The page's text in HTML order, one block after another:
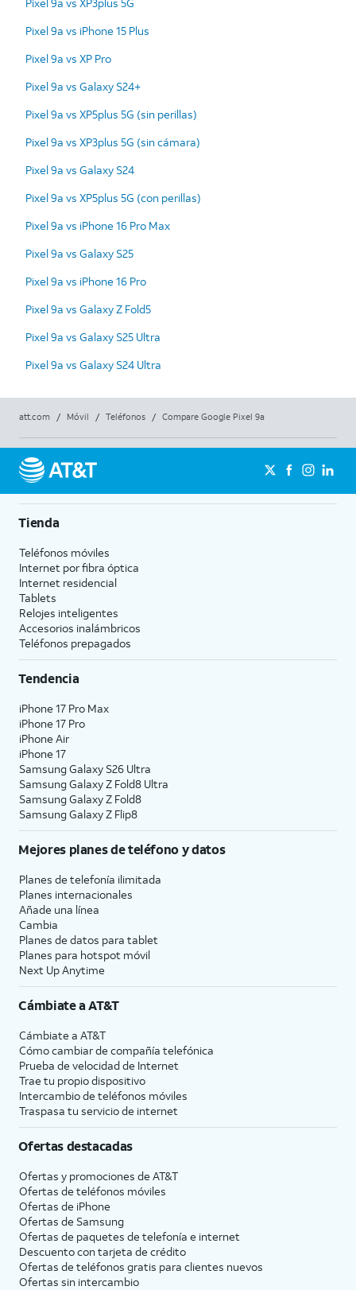
Pixel 9a vs iPhone 15 Plus
Pixel 9a vs XP Pro
Pixel 9a vs Galaxy S24+
Pixel 9a vs XP5plus 5G (sin perillas)
Pixel 9a vs XP3plus 5G (sin cámara)
Pixel 9a vs Galaxy S24
Pixel 9a vs XP5plus 5G (con perillas)
Pixel 9a vs iPhone 16 Pro Max
Pixel 9a vs Galaxy S25
Pixel 9a vs iPhone 16 Pro
Pixel 9a vs Galaxy Z Fold5
Pixel 9a vs Galaxy S25 Ultra
Pixel 9a vs Galaxy S24 Ultra
att.com / Móvil / Teléfonos / Compare Google Pixel 9a
Tienda
Teléfonos móviles
Internet por fibra óptica
Internet residencial
Tablets
Relojes inteligentes
Accesorios inalámbricos
Teléfonos prepagados
Tendencia
iPhone 17 Pro Max
iPhone 17 Pro
iPhone Air
iPhone 17
Samsung Galaxy S26 Ultra
Samsung Galaxy Z Fold8 Ultra
Samsung Galaxy Z Fold8
Samsung Galaxy Z Flip8
Mejores planes de teléfono y datos
Planes de telefonía ilimitada
Planes internacionales
Añade una línea
Cambia
Planes de datos para tablet
Planes para hotspot móvil
Next Up Anytime
Cámbiate aAT&T
Cámbiate a AT&T
Cómo cambiar de compañía telefónica
Prueba de velocidad de Internet
Trae tu propio dispositivo
Intercambio de teléfonos móviles
Traspasa tu servicio de internet
Ofertas destacadas
Ofertas y promociones de AT&T
Ofertas de teléfonos móviles
Ofertas de iPhone
Ofertas de Samsung
Ofertas de paquetes de telefonía e internet
Descuento con tarjeta de crédito
Ofertas de teléfonos gratis para clientes nuevos
Ofertas sin intercambio